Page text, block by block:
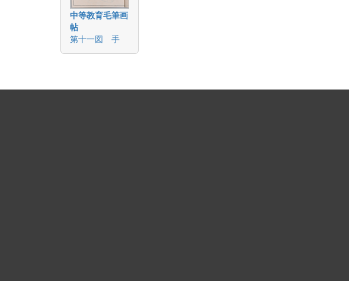
中等教育毛筆画
帖
第十一図 手